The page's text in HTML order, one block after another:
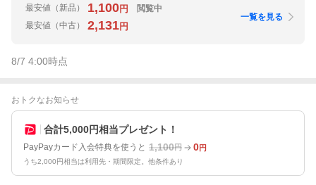
最安値 （新品） 1,100円
閲覧中
最安値 （中古） 2,131円
一覧を見る
8/7 4:00時点
おトクなお知らせ
合計5,000円相当プレゼント！
PayPayカード入会特典を使うと 1,100円 0円
うち2,000円相当は利用先・期間限定。他条件あり